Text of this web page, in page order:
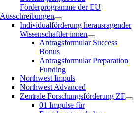
Förderprogramme der EU
Ausschreibungen
Individualförderung herausragender
Wissenschaftler:innen
Antragsformular Success
Bonus
Antragsformular Preparation
Funding
Northwest Impuls
Northwest Advanced
Zentrale Forschungsförderung ZF
01 Impulse für